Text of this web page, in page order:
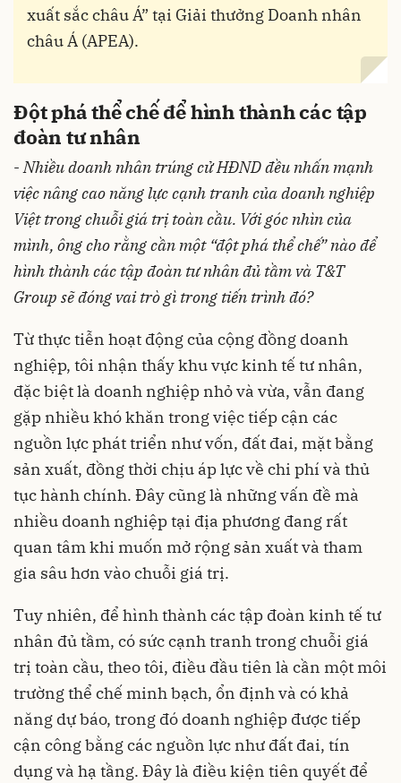
xuất sắc châu Á” tại Giải thưởng Doanh nhân
châu Á (APEA).
Đột phá thể chế để hình thành các tập
đoàn tư nhân
-Nhiều doanh nhân trúng cử HĐND đều nhấn mạnh
việc nâng cao năng lực cạnh tranh của doanh nghiệp
Việt trong chuỗi giá trị toàn cầu. Với góc nhìn của
mình, ông cho rằng cần một “đột phá thể chế” nào để
hình thành các tập đoàn tư nhân đủ tầm và T&T
Group sẽ đóng vai trò gì trong tiến trình đó?
Từ thực tiễn hoạt động của cộng đồng doanh
nghiệp, tôi nhận thấy khu vực kinh tế tư nhân,
đặc biệt là doanh nghiệp nhỏ và vừa, vẫn đang
gặp nhiều khó khăn trong việc tiếp cận các
nguồn lực phát triển như vốn, đất đai, mặt bằng
sản xuất, đồng thời chịu áp lực về chi phí và thủ
tục hành chính. Đây cũng là những vấn đề mà
nhiều doanh nghiệp tại địa phương đang rất
quan tâm khi muốn mở rộng sản xuất và tham
gia sâu hơn vào chuỗi giá trị.
Tuy nhiên, để hình thành các tập đoàn kinh tế tư
nhân đủ tầm, có sức cạnh tranh trong chuỗi giá
trị toàn cầu, theo tôi, điều đầu tiên là cần một môi
trường thể chế minh bạch, ổn định và có khả
năng dự báo, trong đó doanh nghiệp được tiếp
cận công bằng các nguồn lực như đất đai, tín
dụng và hạ tầng. Đây là điều kiện tiên quyết để